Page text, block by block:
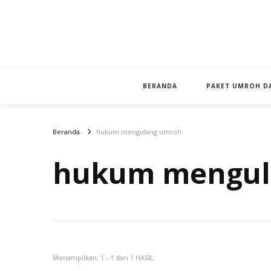
BERANDA PAKET UMROH
Beranda hukum mengulang umroh
hukum
Menampilkan: 1 - 1 dari 1 HASIL